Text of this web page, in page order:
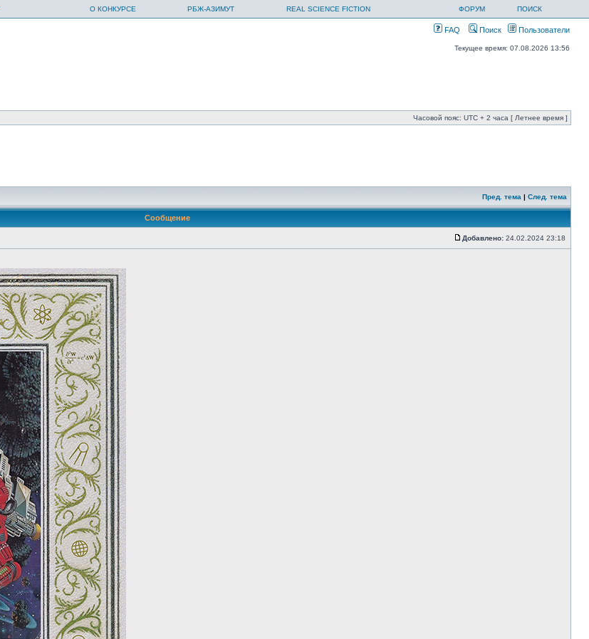
О КОНКУРСЕ РБЖ-АЗИМУТ REAL SCIENCE FICTION ФОРУМ ПОИСК
FAQ Поиск Пользователи
Текущее время: 07.08.2026 13:56
Часовой пояс: UTC + 2 часа [ Летнее время ]
Пред. тема | След. тема
Сообщение
Добавлено: 24.02.2024 23:18